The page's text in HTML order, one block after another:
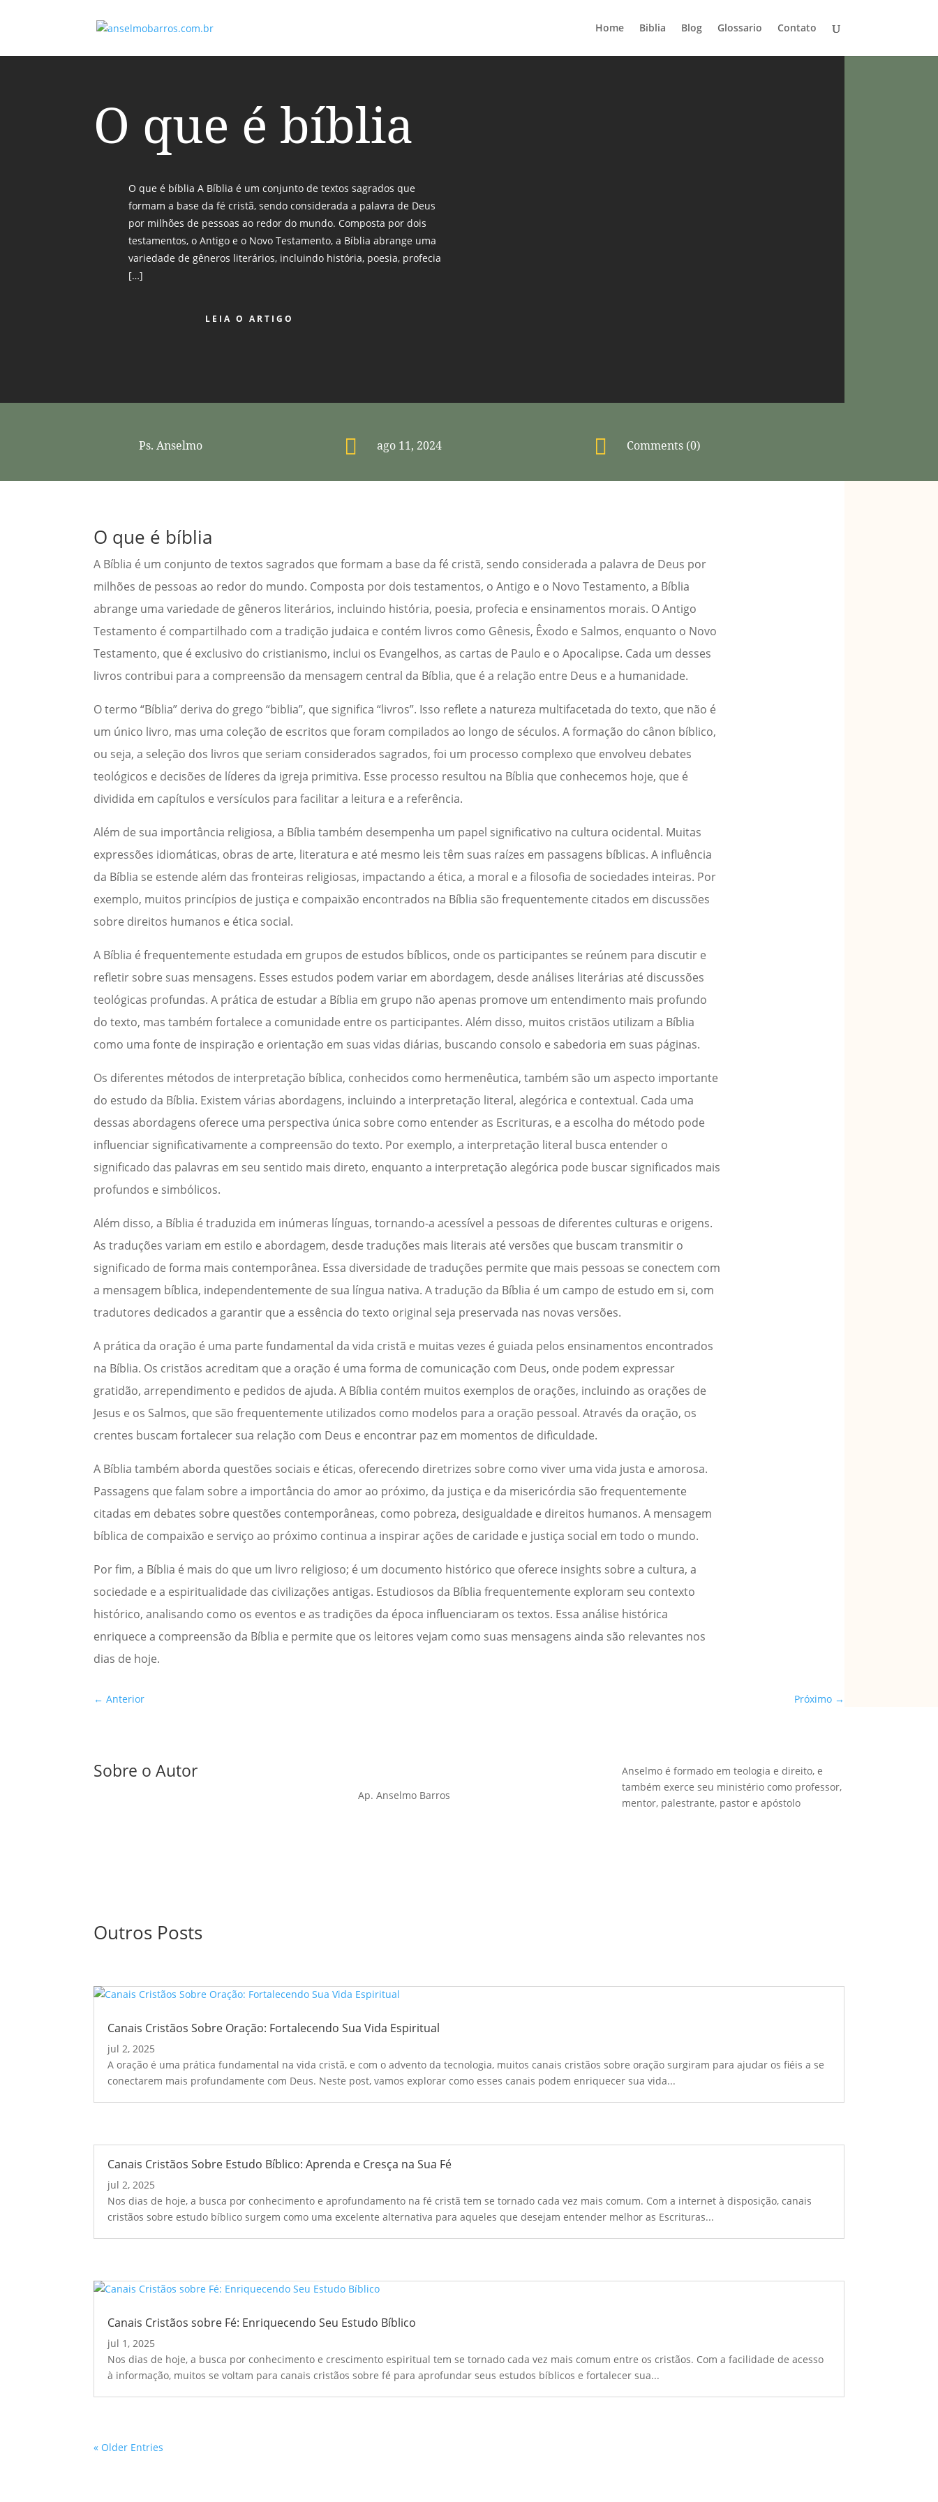
Home Biblia Blog Glossario Contato
O que é bíblia
O que é bíblia A Bíblia é um conjunto de textos sagrados que
formam a base da fé cristã, sendo considerada a palavra de Deus
por milhões de pessoas ao redor do mundo. Composta por dois
testamentos, o Antigo e o Novo Testamento, a Bíblia abrange uma
variedade de gêneros literários, incluindo história, poesia, profecia
[…]
LEIA O ARTIGO
Ps. Anselmo  ago 11, 2024  Comments (0)
O que é bíblia
A Bíblia é um conjunto de textos sagrados que formam a base da fé cristã, sendo considerada a palavra de Deus por
milhões de pessoas ao redor do mundo. Composta por dois testamentos, o Antigo e o Novo Testamento, a Bíblia
abrange uma variedade de gêneros literários, incluindo história, poesia, profecia e ensinamentos morais. O Antigo
Testamento é compartilhado com a tradição judaica e contém livros como Gênesis, Êxodo e Salmos, enquanto o Novo
Testamento, que é exclusivo do cristianismo, inclui os Evangelhos, as cartas de Paulo e o Apocalipse. Cada um desses
livros contribui para a compreensão da mensagem central da Bíblia, que é a relação entre Deus e a humanidade.
O termo “Bíblia” deriva do grego “biblia”, que significa “livros”. Isso reflete a natureza multifacetada do texto, que não é
um único livro, mas uma coleção de escritos que foram compilados ao longo de séculos. A formação do cânon bíblico,
ou seja, a seleção dos livros que seriam considerados sagrados, foi um processo complexo que envolveu debates
teológicos e decisões de líderes da igreja primitiva. Esse processo resultou na Bíblia que conhecemos hoje, que é
dividida em capítulos e versículos para facilitar a leitura e a referência.
Além de sua importância religiosa, a Bíblia também desempenha um papel significativo na cultura ocidental. Muitas
expressões idiomáticas, obras de arte, literatura e até mesmo leis têm suas raízes em passagens bíblicas. A influência
da Bíblia se estende além das fronteiras religiosas, impactando a ética, a moral e a filosofia de sociedades inteiras. Por
exemplo, muitos princípios de justiça e compaixão encontrados na Bíblia são frequentemente citados em discussões
sobre direitos humanos e ética social.
A Bíblia é frequentemente estudada em grupos de estudos bíblicos, onde os participantes se reúnem para discutir e
refletir sobre suas mensagens. Esses estudos podem variar em abordagem, desde análises literárias até discussões
teológicas profundas. A prática de estudar a Bíblia em grupo não apenas promove um entendimento mais profundo
do texto, mas também fortalece a comunidade entre os participantes. Além disso, muitos cristãos utilizam a Bíblia
como uma fonte de inspiração e orientação em suas vidas diárias, buscando consolo e sabedoria em suas páginas.
Os diferentes métodos de interpretação bíblica, conhecidos como hermenêutica, também são um aspecto importante
do estudo da Bíblia. Existem várias abordagens, incluindo a interpretação literal, alegórica e contextual. Cada uma
dessas abordagens oferece uma perspectiva única sobre como entender as Escrituras, e a escolha do método pode
influenciar significativamente a compreensão do texto. Por exemplo, a interpretação literal busca entender o
significado das palavras em seu sentido mais direto, enquanto a interpretação alegórica pode buscar significados mais
profundos e simbólicos.
Além disso, a Bíblia é traduzida em inúmeras línguas, tornando-a acessível a pessoas de diferentes culturas e origens.
As traduções variam em estilo e abordagem, desde traduções mais literais até versões que buscam transmitir o
significado de forma mais contemporânea. Essa diversidade de traduções permite que mais pessoas se conectem com
a mensagem bíblica, independentemente de sua língua nativa. A tradução da Bíblia é um campo de estudo em si, com
tradutores dedicados a garantir que a essência do texto original seja preservada nas novas versões.
A prática da oração é uma parte fundamental da vida cristã e muitas vezes é guiada pelos ensinamentos encontrados
na Bíblia. Os cristãos acreditam que a oração é uma forma de comunicação com Deus, onde podem expressar
gratidão, arrependimento e pedidos de ajuda. A Bíblia contém muitos exemplos de orações, incluindo as orações de
Jesus e os Salmos, que são frequentemente utilizados como modelos para a oração pessoal. Através da oração, os
crentes buscam fortalecer sua relação com Deus e encontrar paz em momentos de dificuldade.
A Bíblia também aborda questões sociais e éticas, oferecendo diretrizes sobre como viver uma vida justa e amorosa.
Passagens que falam sobre a importância do amor ao próximo, da justiça e da misericórdia são frequentemente
citadas em debates sobre questões contemporâneas, como pobreza, desigualdade e direitos humanos. A mensagem
bíblica de compaixão e serviço ao próximo continua a inspirar ações de caridade e justiça social em todo o mundo.
Por fim, a Bíblia é mais do que um livro religioso; é um documento histórico que oferece insights sobre a cultura, a
sociedade e a espiritualidade das civilizações antigas. Estudiosos da Bíblia frequentemente exploram seu contexto
histórico, analisando como os eventos e as tradições da época influenciaram os textos. Essa análise histórica
enriquece a compreensão da Bíblia e permite que os leitores vejam como suas mensagens ainda são relevantes nos
dias de hoje.
←Anterior Próximo→
Sobre o Autor
Ap. Anselmo Barros
Anselmo é formado em teologia e direito, e
também exerce seu ministério como professor,
mentor, palestrante, pastor e apóstolo
Outros Posts
Canais Cristãos Sobre Oração: Fortalecendo Sua Vida Espiritual
jul 2, 2025
A oração é uma prática fundamental na vida cristã, e com o advento da tecnologia, muitos canais cristãos sobre oração surgiram para ajudar os fiéis a se
conectarem mais profundamente com Deus. Neste post, vamos explorar como esses canais podem enriquecer sua vida...
Canais Cristãos Sobre Estudo Bíblico: Aprenda e Cresça na Sua Fé
jul 2, 2025
Nos dias de hoje, a busca por conhecimento e aprofundamento na fé cristã tem se tornado cada vez mais comum. Com a internet à disposição, canais
cristãos sobre estudo bíblico surgem como uma excelente alternativa para aqueles que desejam entender melhor as Escrituras...
Canais Cristãos sobre Fé: Enriquecendo Seu Estudo Bíblico
jul 1, 2025
Nos dias de hoje, a busca por conhecimento e crescimento espiritual tem se tornado cada vez mais comum entre os cristãos. Com a facilidade de acesso
à informação, muitos se voltam para canais cristãos sobre fé para aprofundar seus estudos bíblicos e fortalecer sua...
« Older Entries